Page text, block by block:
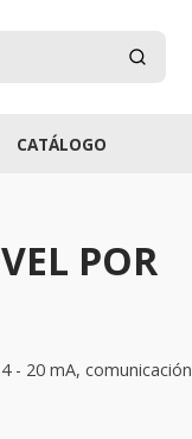
CATÁLOGO
POR
- 20 mA, comunicación